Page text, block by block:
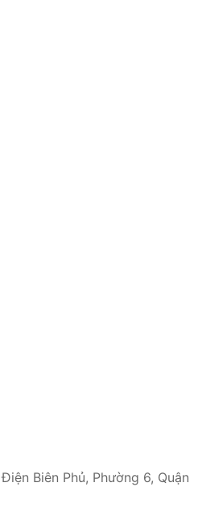
Điện Biên Phủ, Phường 6, Quận